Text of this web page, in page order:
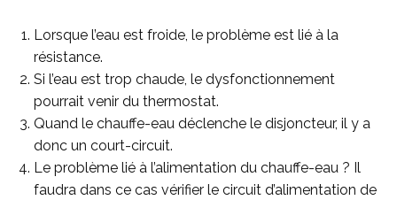
Lorsque l’eau est froide, le problème est lié à la
résistance.
Si l’eau est trop chaude, le dysfonctionnement
pourrait venir du thermostat.
Quand le chauffe-eau déclenche le disjoncteur, il y a
donc un court-circuit.
Le problème lié à l’alimentation du chauffe-eau ? Il
faudra dans ce cas vérifier le circuit d’alimentation de